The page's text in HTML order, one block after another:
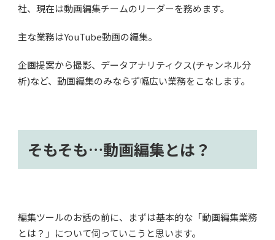
社、現在は動画編集チームのリーダーを務めます。
主な業務はYouTube動画の編集。
企画提案から撮影、データアナリティクス(チャンネル分
析)など、動画編集のみならず幅広い業務をこなします。
そもそも…動画編集とは？
編集ツールのお話の前に、まずは基本的な「動画編集業務
とは？」について伺っていこうと思います。